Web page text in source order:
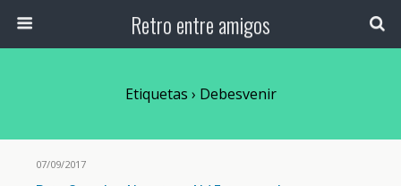
Retro entre amigos
Etiquetas › Debesvenir
07/09/2017